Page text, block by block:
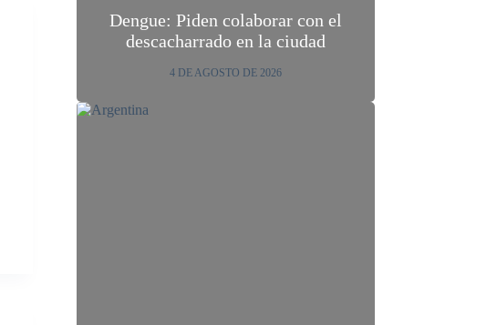
Dengue: Piden colaborar con el
descacharrado en la ciudad
4 DE AGOSTO DE 2026